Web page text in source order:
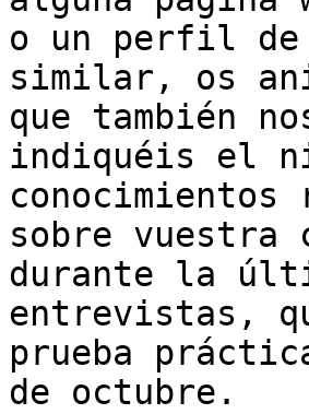
o un perfil de
similar, os
que también
indiquéis el
sobre vuestra
durante la
entrevistas,
prueba
de octubre.